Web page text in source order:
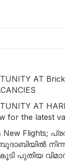
AT
AT
for the latest
New Flights;
കൂടി പുതിയ